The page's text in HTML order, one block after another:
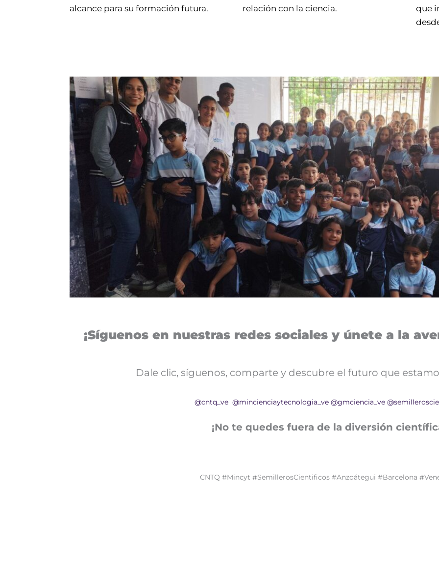
alcance para su formación futura.
relación con la ciencia.
que
¡Síguenos en nuestras redes sociales y únete a la
Dale clic, síguenos, comparte y descubre el futuro que
@cntq_ve @mincienciaytecnologia_ve @gmciencia_ve
¡No te quedes fuera de la diversión
CNTQ #Mincyt #SemillerosCientificos #Anzoátegui #Barcelona